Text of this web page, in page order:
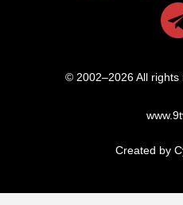
© 2002–2026 All
Created by